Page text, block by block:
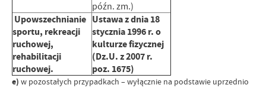
późn. zm.)
Upowszechnianie
sportu, rekreacji
ruchowej,
rehabilitacji
ruchowej.
Ustawa z dnia 18
stycznia 1996 r. o
kulturze fizycznej
(Dz.U. z 2007 r.
poz. 1675)
e) w pozostałych przypadkach – wyłącznie na podstawie uprzednio